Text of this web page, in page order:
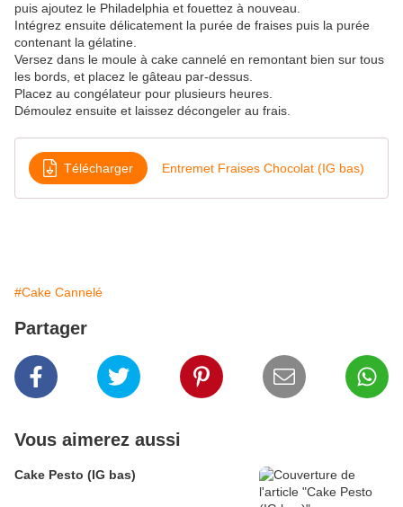
puis ajoutez le Philadelphia et fouettez à nouveau.
Intégrez ensuite délicatement la purée de fraises puis la purée
contenant la gélatine.
Versez dans le moule à cake cannelé en remontant bien sur tous
les bords, et placez le gâteau par-dessus.
Placez au congélateur pour plusieurs heures.
Démoulez ensuite et laissez décongeler au frais.
Télécharger Entremet Fraises Chocolat (IG bas)
#Cake Cannelé
Partager
Vous aimerez aussi
Cake Pesto (IG bas)